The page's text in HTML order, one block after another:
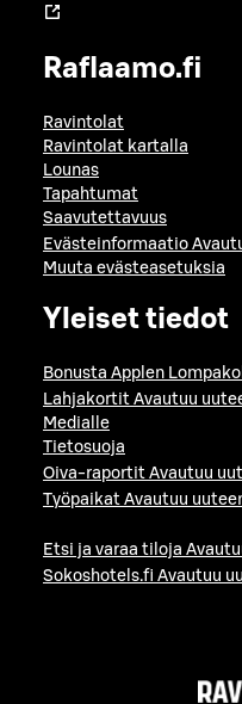
Raflaamo.fi
Ravintolat
Ravintolat kartalla
Lounas
Tapahtumat
Saavutettavuus
Evästeinformaatio
Muuta evästeasetuksia
Yleiset tiedot
Bonusta Applen
Lahjakortit Avautuu
Medialle
Tietosuoja
Oiva-raportit Avautuu
Työpaikat Avautuu
Etsi ja varaa tiloja
Sokoshotels.fi Avautuu